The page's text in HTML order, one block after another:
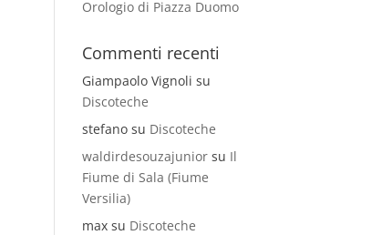
Orologio di Piazza Duomo
Commenti recenti
Giampaolo Vignoli su
Discoteche
stefano su Discoteche
waldirdesouzajunior su Il
Fiume di Sala (Fiume
Versilia)
max su Discoteche